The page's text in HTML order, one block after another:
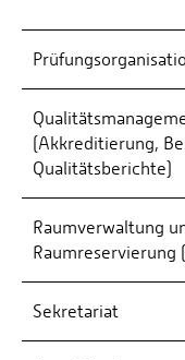
(Akkreditierung,
Qualitätsberichte)
Raumverwaltung
Raumreservierung
Sekretariat